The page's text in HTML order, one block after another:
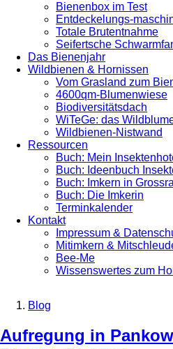
Bienenbox im Test
Entdeckelungs-
Totale Brutentnahme
Seifertsche
Das Bienenjahr
Wildbienen & Hornissen
Vom Grasland zum
4600qm-Blumenwiese
Biodiversitätsdach
WiTeGe: das
Wildbienen-Nistwand
Ressourcen
Buch: Mein
Buch: Ideenbuch
Buch: Imkern in
Buch: Die Imkerin
Terminkalender
Kontakt
Impressum &
Mitimkern &
Bee-Me
Wissenswertes zum
Blog
Aufregung in